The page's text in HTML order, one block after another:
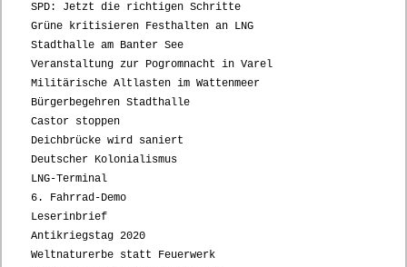
SPD: Jetzt die richtigen Schritte
Grüne kritisieren Festhalten an LNG
Stadthalle am Banter See
Veranstaltung zur Pogromnacht in Varel
Militärische Altlasten im Wattenmeer
Bürgerbegehren Stadthalle
Castor stoppen
Deichbrücke wird saniert
Deutscher Kolonialismus
LNG-Terminal
6. Fahrrad-Demo
Leserinbrief
Antikriegstag 2020
Weltnaturerbe statt Feuerwerk